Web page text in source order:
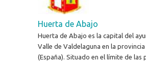
Huerta de Abajo
Huerta de Abajo es la capital del
Valle de Valdelaguna en la
(España). Situado en el límite de las